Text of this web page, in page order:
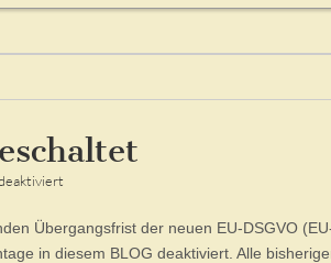
Übergangsfrist der neuen EU-DSGVO
in diesem BLOG deaktiviert. Alle